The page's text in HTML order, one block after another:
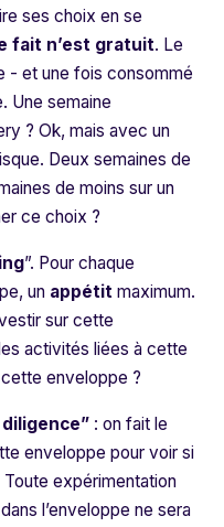
ses choix en se
fait n’est gratuit. Le
- et une fois consommé
Une semaine
? Ok, mais avec un
Deux semaines de
de moins sur un
ce choix ?
”. Pour chaque
un appétit maximum.
sur cette
activités liées à cette
enveloppe ?
” : on fait le
enveloppe pour voir si
Toute expérimentation
l’enveloppe ne sera